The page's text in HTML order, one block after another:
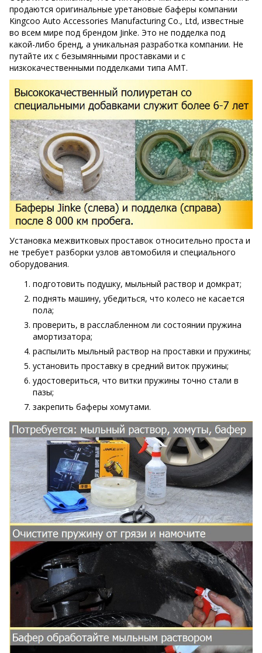
продаются оригинальные уретановые баферы компании
Kingcoo Auto Accessories Manufacturing Co., Ltd, известные
во всем мире под брендом Jinke. Это не подделка под
какой-либо бренд, а уникальная разработка компании. Не
путайте их с безымянными проставками и с
низкокачественными подделками типа AMT.
Установка межвитковых проставок относительно проста и
не требует разборки узлов автомобиля и специального
оборудования.
подготовить подушку, мыльный раствор и домкрат;
поднять машину, убедиться, что колесо не касается
пола;
проверить, в расслабленном ли состоянии пружина
амортизатора;
распылить мыльный раствор на проставки и пружины;
установить проставку в средний виток пружины;
удостовериться, что витки пружины точно стали в
пазы;
закрепить баферы хомутами.